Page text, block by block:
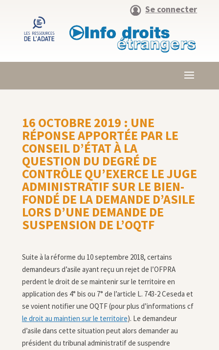
Se connecter
16 OCTOBRE 2019 : UNE
RÉPONSE APPORTÉE PAR LE
CONSEIL D’ÉTAT À LA
QUESTION DU DEGRÉ DE
CONTRÔLE QU’EXERCE LE JUGE
ADMINISTRATIF SUR LE BIEN-
FONDÉ DE LA DEMANDE D’ASILE
LORS D’UNE DEMANDE DE
SUSPENSION DE L’OQTF
Suite à la réforme du 10 septembre 2018, certains
demandeurs d’asile ayant reçu un rejet de l’OFPRA
perdent le droit de se maintenir sur le territoire en
application des 4° bis ou 7° de l’article L. 743-2 Ceseda et
se voient notifier une OQTF (pour plus d’informations cf
le droit au maintien sur le territoire). Le demandeur
d’asile dans cette situation peut alors demander au
président du tribunal administratif de suspendre